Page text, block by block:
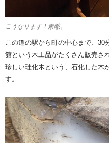
こうなります！素敵。
この道の駅から町の中心まで、
館という木工品がたくさん販売さ
珍しい珪化木という、石化した木
す。